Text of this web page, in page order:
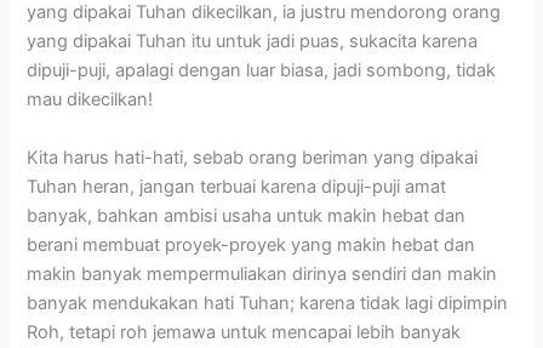
yang dipakai Tuhan dikecilkan, ia justru mendorong orang
yang dipakai Tuhan itu untuk jadi puas, sukacita karena
dipuji-puji, apalagi dengan luar biasa, jadi sombong, tidak
mau dikecilkan!
Kita harus hati-hati, sebab orang beriman yang dipakai
Tuhan heran, jangan terbuai karena dipuji-puji amat
banyak, bahkan ambisi usaha untuk makin hebat dan
berani membuat proyek-proyek yang makin hebat dan
makin banyak mempermuliakan dirinya sendiri dan makin
banyak mendukakan hati Tuhan; karena tidak lagi dipimpin
Roh, tetapi roh jemawa untuk mencapai lebih banyak